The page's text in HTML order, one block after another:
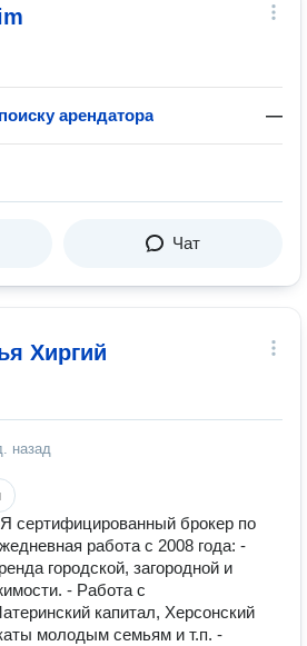
арендатора —
Чат
Хиргий
назад
сертифицированный брокер по
работа с 2008 года: -
городской, загородной и
- Работа с
капитал, Херсонский
молодым семьям и т.п. -